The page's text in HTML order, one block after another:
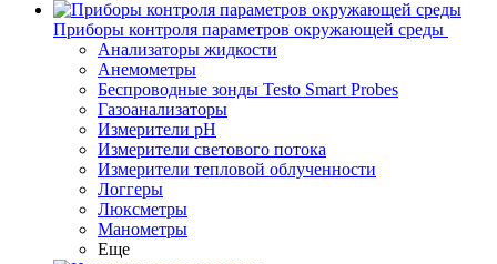
Приборы контроля параметров окружающей среды
Анализаторы жидкости
Анемометры
Беспроводные зонды Testo Smart Probes
Газоанализаторы
Измерители pH
Измерители светового потока
Измерители тепловой облученности
Логгеры
Люксметры
Манометры
Еще